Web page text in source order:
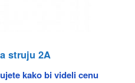
struju 2A
kako bi videli cenu